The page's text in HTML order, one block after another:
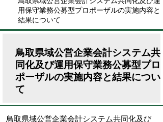
用保守業務公募型プロポーザルの実施内容と
結果について
鳥取県域公営企業会計システム共
同化及び運用保守業務公募型プロ
ポーザルの実施内容と結果につい
て
鳥取県域公営企業会計システム共同化及び